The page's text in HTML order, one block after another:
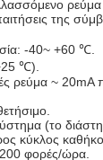
της
-40~ +60 ℃.
℃).
ρεύμα ~ 20mA
(το
κύκλος
φορές/ώρα.